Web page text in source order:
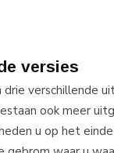
versies
verschillende
ook meer
u op het